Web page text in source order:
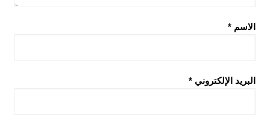
الاسم *
البريد الإلكتروني *